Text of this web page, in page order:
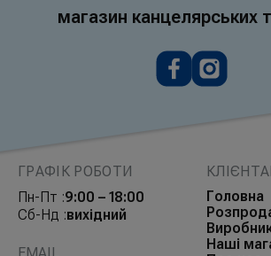
магазин канцелярських
ГРАФІК РОБОТИ
Пн-Пт :9:00 – 18:00
Сб-Нд :вихідний
Головна
Наші